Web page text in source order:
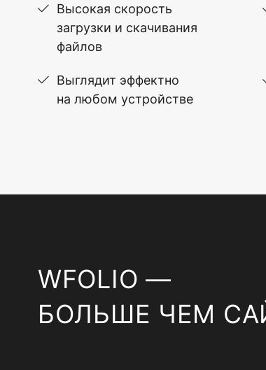
Высокая скорость
загрузки и скачивания
файлов
Выглядит эффектно
на любом устройстве
WFOLIO —
БОЛЬШЕ ЧЕМ